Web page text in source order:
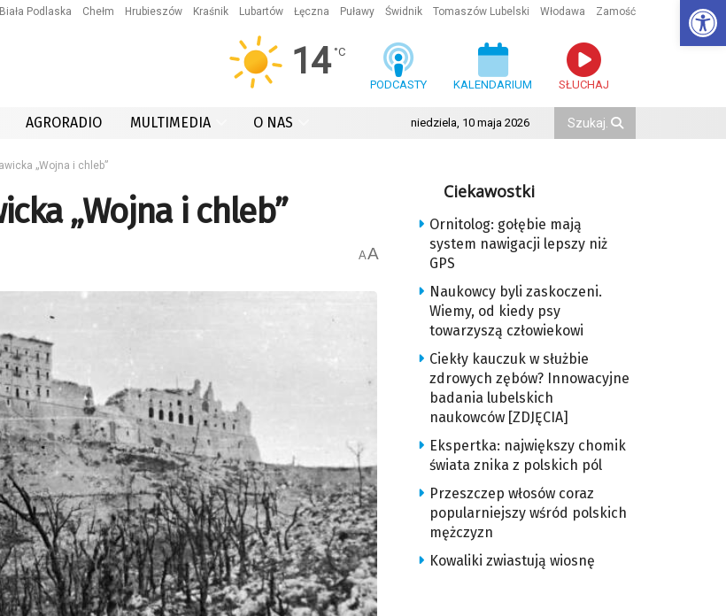
Biała Podlaska Chełm Hrubieszów Kraśnik Lubartów Łęczna Puławy Świdnik Tomaszów Lubelski Włodawa Zamość
14 °C
PODCASTY KALENDARIUM SŁUCHAJ
AGRORADIO MULTIMEDIA O NAS niedziela, 10 maja 2026
„Wojna i chleb”
„Wojna i chleb”
AA
Ciekawostki
Ornitolog: gołębie mają
system nawigacji lepszy niż
GPS
Naukowcy byli zaskoczeni.
Wiemy, od kiedy psy
towarzyszą człowiekowi
Ciekły kauczuk w służbie
zdrowych zębów? Innowacyjne
badania lubelskich
naukowców [ZDJĘCIA]
Ekspertka: największy chomik
świata znika z polskich pól
Przeszczep włosów coraz
popularniejszy wśród polskich
mężczyzn
Kowaliki zwiastują wiosnę